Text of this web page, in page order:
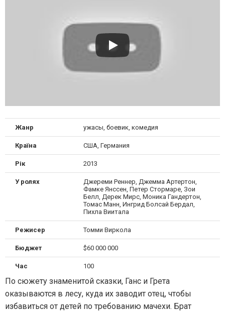
Жанр ужасы, боевик, комедия
Країна США, Германия
Рік 2013
У ролях
Джереми Реннер, Джемма Артертон,
Фамке Янссен, Петер Стормаре, Зои
Белл, Дерек Мирс, Моника Гандертон,
Томас Манн, Ингрид Болсай Бердал,
Пихла Виитала
Режисер Томми Виркола
Бюджет $60 000 000
Час 100
По сюжету знаменитой сказки, Ганс и Грета
оказываются в лесу, куда их заводит отец, чтобы
избавиться от детей по требованию мачехи. Брат